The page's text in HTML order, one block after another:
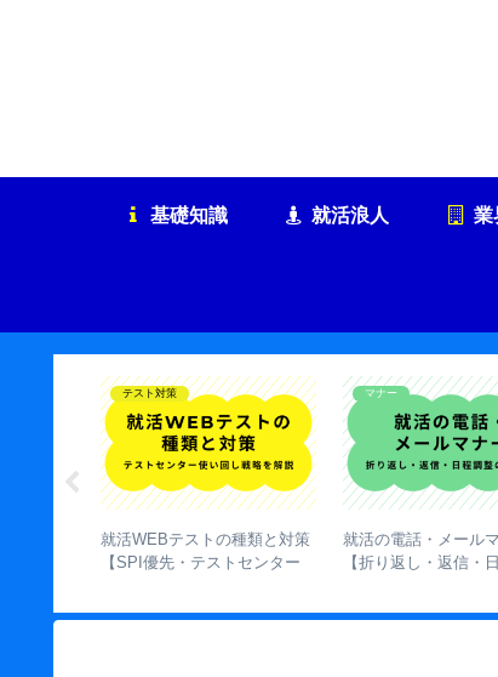
基礎知識 就活浪人 業
自己PRと自己紹介の違いと
は？混同すると面接で損する
テスト対策
就活のWebテスト対策【種類
の見分け方から業界別の優先